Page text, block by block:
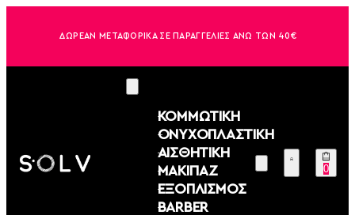
ΔΩΡΕΑΝ ΜΕΤΑΦΟΡΙΚΑ ΣΕ ΠΑΡΑΓΓΕΛΙΕΣ ΑΝΩ ΤΩΝ 40€
ΚΟΜΜΩΤΙΚΗ
ΟΝΥΧΟΠΛΑΣΤΙΚΗ
ΑΙΣΘΗΤΙΚΗ
ΜΑΚΙΓΙΑΖ
ΕΞΟΠΛΙΣΜΟΣ
BARBER
0